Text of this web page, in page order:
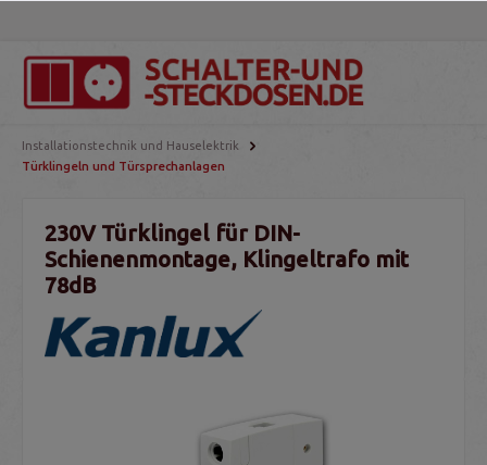
Installationstechnik und Hauselektrik
Türklingeln und Türsprechanlagen
230V Türklingel für DIN-
Schienenmontage, Klingeltrafo mit
78dB